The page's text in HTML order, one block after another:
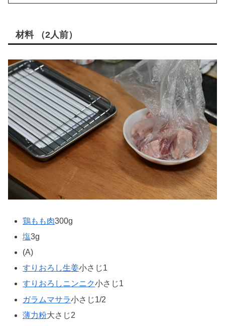
材料 （2人前）
鶏もも肉300g
塩3g
(A)
すりおろし生姜小さじ1
すりおろしニンニク小さじ1
ガラムマサラ小さじ1/2
薄力粉大さじ2